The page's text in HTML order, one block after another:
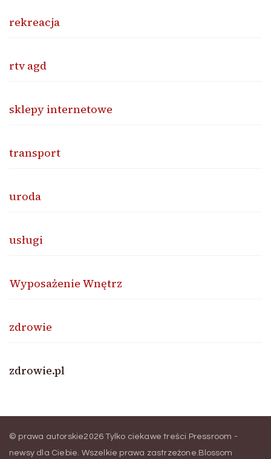
rekreacja
rtv agd
sklepy internetowe
transport
uroda
usługi
Wyposażenie Wnętrz
zdrowie
zdrowie.pl
© prawa autorskie2026Tylko ciekawe treści Pressroom -
newsy dla Ciebie . Wszelkie prawa zastrzeżone. Blossom